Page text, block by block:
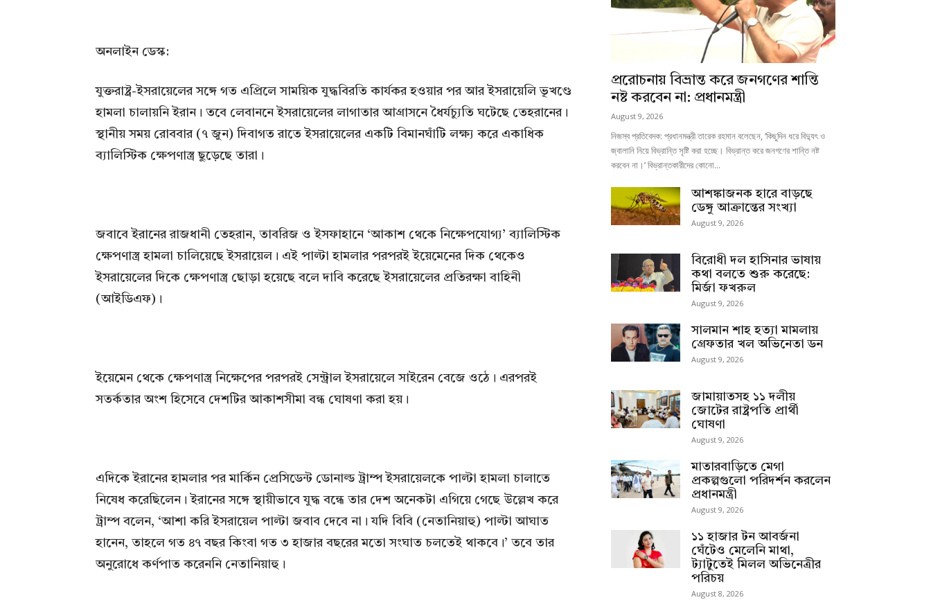
অনলাইন ডেস্ক:
যুক্তরাষ্ট্র-ইসরায়েলের সঙ্গে গত এপ্রিলে সাময়িক যুদ্ধবিরতি কার্যকর হওয়ার পর আর ইসরায়েলি ভূখণ্ডে
হামলা চালায়নি ইরান। তবে লেবাননে ইসরায়েলের লাগাতার আগ্রাসনে ধৈর্যচ্যুতি ঘটেছে তেহরানের।
স্থানীয় সময় রোববার (৭ জুন) দিবাগত রাতে ইসরায়েলের একটি বিমানঘাঁটি লক্ষ্য করে একাধিক
ব্যালিস্টিক ক্ষেপণাস্ত্র ছুড়েছে তারা।
জবাবে ইরানের রাজধানী তেহরান, তাবরিজ ও ইসফাহানে ‘আকাশ থেকে নিক্ষেপযোগ্য’ ব্যালিস্টিক
ক্ষেপণাস্ত্র হামলা চালিয়েছে ইসরায়েল। এই পাল্টা হামলার পরপরই ইয়েমেনের দিক থেকেও
ইসরায়েলের দিকে ক্ষেপণাস্ত্র ছোড়া হয়েছে বলে দাবি করেছে ইসরায়েলের প্রতিরক্ষা বাহিনী
(আইডিএফ)।
ইয়েমেন থেকে ক্ষেপণাস্ত্র নিক্ষেপের পরপরই সেন্ট্রাল ইসরায়েলে সাইরেন বেজে ওঠে। এরপরই
সতর্কতার অংশ হিসেবে দেশটির আকাশসীমা বন্ধ ঘোষণা করা হয়।
এদিকে ইরানের হামলার পর মার্কিন প্রেসিডেন্ট ডোনাল্ড ট্রাম্প ইসরায়েলকে পাল্টা হামলা চালাতে
নিষেধ করেছিলেন। ইরানের সঙ্গে স্থায়ীভাবে যুদ্ধ বন্ধে তার দেশ অনেকটা এগিয়ে গেছে উল্লেখ করে
ট্রাম্প বলেন, ‘আশা করি ইসরায়েল পাল্টা জবাব দেবে না। যদি বিবি (নেতানিয়াহু) পাল্টা আঘাত
হানেন, তাহলে গত ৪৭ বছর কিংবা গত ৩ হাজার বছরের মতো সংঘাত চলতেই থাকবে।’ তবে তার
অনুরোধে কর্ণপাত করেননি নেতানিয়াহু।
প্ররোচনায় বিভ্রান্ত করে জনগণের শান্তি
নষ্ট করবেন না: প্রধানমন্ত্রী
August 9, 2026
নিজস্ব প্রতিবেদক: প্রধানমন্ত্রী তারেক রহমান বলেছেন, ‘কিছুদিন ধরে বিদ্যুৎ ও
জ্বালানি নিয়ে বিভ্রান্তি সৃষ্টি করা হচ্ছে। বিভ্রান্ত করে জনগণের শান্তি নষ্ট
করবেন না।’ বিভ্রান্তকারীদের কোনো...
আশঙ্কাজনক হারে বাড়ছে
ডেঙ্গু আক্রান্তের সংখ্যা
August 9, 2026
বিরোধী দল হাসিনার ভাষায়
কথা বলতে শুরু করেছে:
মির্জা ফখরুল
August 9, 2026
সালমান শাহ হত্যা মামলায়
গ্রেফতার খল অভিনেতা ডন
August 9, 2026
জামায়াতসহ ১১ দলীয়
জোটের রাষ্ট্রপতি প্রার্থী
ঘোষণা
August 9, 2026
মাতারবাড়িতে মেগা
প্রকল্পগুলো পরিদর্শন করলেন
প্রধানমন্ত্রী
August 9, 2026
১১ হাজার টন আবর্জনা
ঘেঁটেও মেলেনি মাথা,
ট্যাটুতেই মিলল অভিনেত্রীর
পরিচয়
August 8, 2026